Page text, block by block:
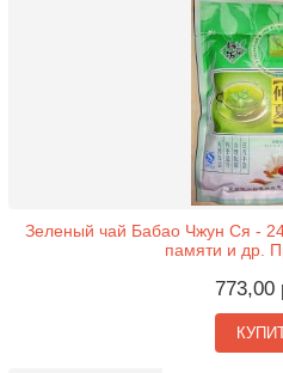
Зеленый чай Бабао Чжун Ся -
памяти и др.
773,00